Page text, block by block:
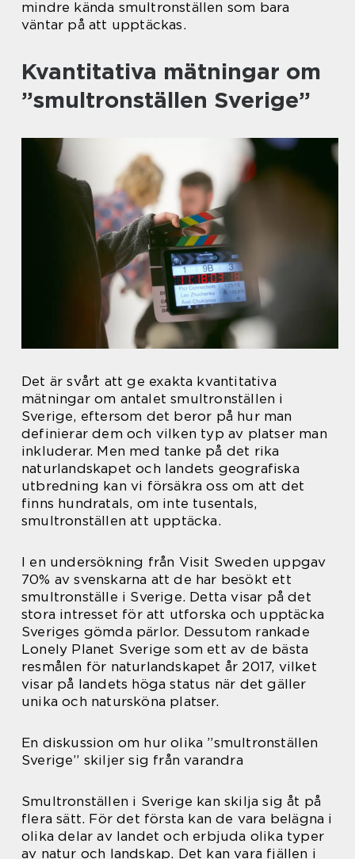
mindre kända smultronställen som bara
väntar på att upptäckas.
Kvantitativa mätningar om
”smultronställen Sverige”
Det är svårt att ge exakta kvantitativa
mätningar om antalet smultronställen i
Sverige, eftersom det beror på hur man
definierar dem och vilken typ av platser man
inkluderar. Men med tanke på det rika
naturlandskapet och landets geografiska
utbredning kan vi försäkra oss om att det
finns hundratals, om inte tusentals,
smultronställen att upptäcka.
I en undersökning från Visit Sweden uppgav
70% av svenskarna att de har besökt ett
smultronställe i Sverige. Detta visar på det
stora intresset för att utforska och upptäcka
Sveriges gömda pärlor. Dessutom rankade
Lonely Planet Sverige som ett av de bästa
resmålen för naturlandskapet år 2017, vilket
visar på landets höga status när det gäller
unika och natursköna platser.
En diskussion om hur olika ”smultronställen
Sverige” skiljer sig från varandra
Smultronställen i Sverige kan skilja sig åt på
flera sätt. För det första kan de vara belägna i
olika delar av landet och erbjuda olika typer
av natur och landskap. Det kan vara fjällen i